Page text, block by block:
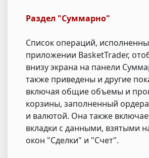
Раздел "Суммарно"
Список операций,
приложении BasketTrader,
внизу экрана на панели
также приведены и другие
включая общие объемы и
корзины, заполненный
и валютой. Она также
вкладки с данными, взятыми
окон "Сделки" и "Счет".